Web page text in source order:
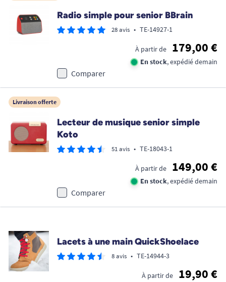
Radio simple pour senior BBrain
28 avis • TE-14927-1
À partir de 179,00 €
En stock, expédié demain
Comparer
Livraison offerte
Lecteur de musique senior simple
Koto
51 avis • TE-18043-1
À partir de 149,00 €
En stock, expédié demain
Comparer
Lacets à une main QuickShoelace
8 avis • TE-14944-3
À partir de 19,90 €